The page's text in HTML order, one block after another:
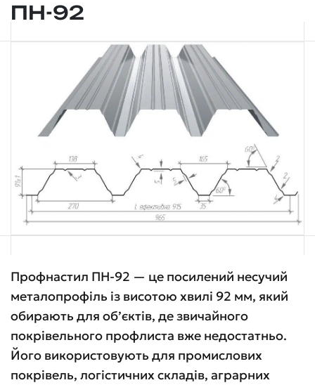
ПН-92
Профнастил ПН-92 — це посилений несучий
металопрофіль із висотою хвилі 92 мм, який
обирають для об’єктів, де звичайного
покрівельного профлиста вже недостатньо.
Його використовують для промислових
покрівель, логістичних складів, аграрних